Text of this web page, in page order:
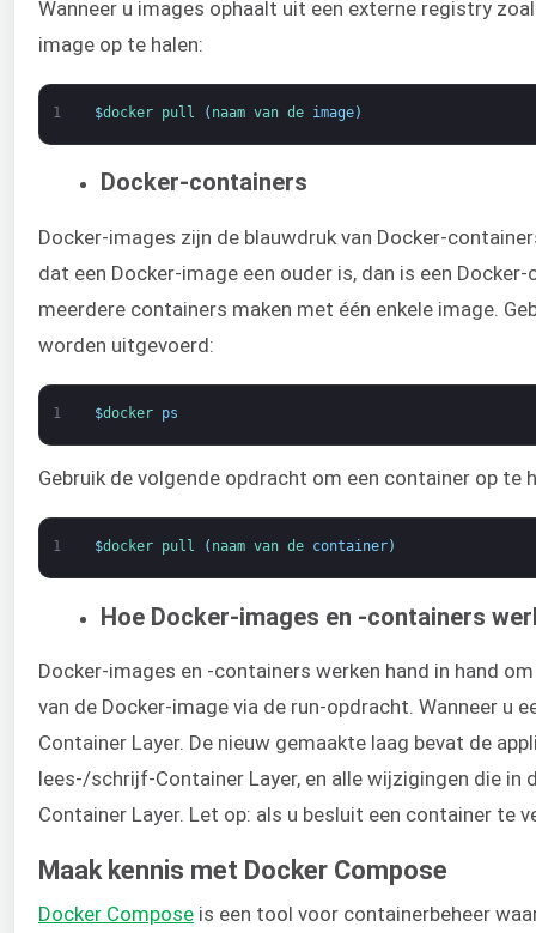
Wanneer u images ophaalt uit een externe registry
image op te halen:
1 $docker pull ( naam van de image)
Docker-containers
Docker-images zijn de blauwdruk van Docker-
dat een Docker-image een ouder is, dan is een
meerdere containers maken met één enkele image.
worden uitgevoerd:
1 $docker ps
Gebruik de volgende opdracht om een container op te
1 $docker pull ( naam van de container)
Hoe Docker-images en -containers
Docker-images en -containers werken hand in hand
van de Docker-image via de run-opdracht. Wanneer u
Container Layer. De nieuw gemaakte laag bevat de
lees-/schrijf-Container Layer, en alle wijzigingen die
Container Layer. Let op: als u besluit een container te
Maak kennis met Docker Compose
Docker Compose is een tool voor containerbeheer